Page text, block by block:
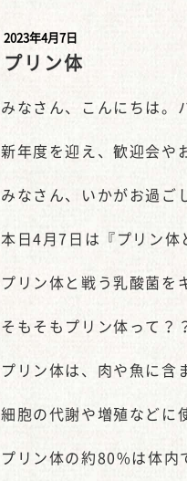
2023年4月7日
プリン体
みなさん、こんにちは。
新年度を迎え、歓迎会や
みなさん、いかがお過ご
本日4月7日は『プリン体
プリン体と戦う乳酸菌を
そもそもプリン体って？
プリン体は、肉や魚に含
細胞の代謝や増殖などに
プリン体の約80%は体内